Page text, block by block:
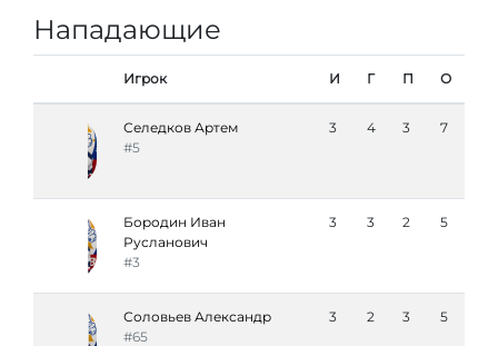
Нападающие
Игрок И Г П О
Селедков Артем
#5
3 4 3 7
Бородин Иван
Русланович
#3
3 3 2 5
Соловьев Александр
#65
3 2 3 5